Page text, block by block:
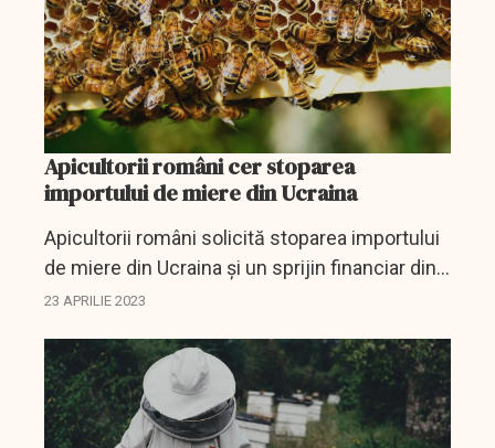
Apicultorii români cer stoparea
importului de miere din Ucraina
Apicultorii români solicită stoparea importului
de miere din Ucraina şi un sprijin financiar din
ajutorul acordat de UE
23 APRILIE 2023